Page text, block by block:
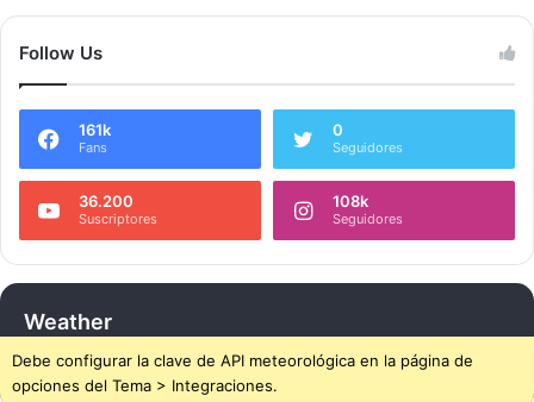
Follow Us
161k
Fans
0
Seguidores
36.200
Suscriptores
108k
Seguidores
Weather
Debe configurar la clave de API meteorológica en la página de
opciones del Tema > Integraciones.